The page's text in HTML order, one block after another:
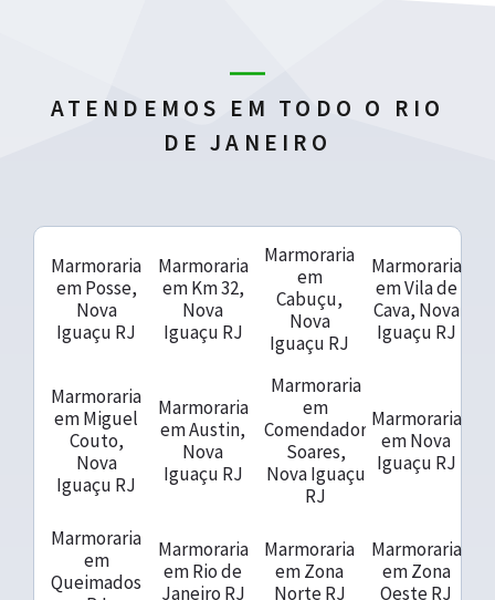
ATENDEMOS EM TODO O RIO
DE JANEIRO
Marmoraria
em Posse,
Nova
Iguaçu RJ
Marmoraria
em Km 32,
Nova
Iguaçu RJ
Marmoraria
em
Cabuçu,
Nova
Iguaçu RJ
Marmoraria
em Vila de
Cava, Nova
Iguaçu RJ
Marmoraria
em Miguel
Couto,
Nova
Iguaçu RJ
Marmoraria
em Austin,
Nova
Iguaçu RJ
Marmoraria
em
Comendador
Soares,
Nova Iguaçu
RJ
Marmoraria
em Nova
Iguaçu RJ
Marmoraria
em
Queimados
Marmoraria
em Rio de
Janeiro RJ
Marmoraria
em Zona
Norte RJ
Marmoraria
em Zona
Oeste RJ